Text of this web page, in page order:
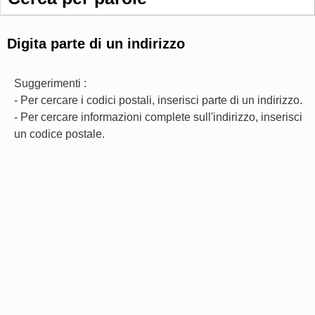
Digita parte di un indirizzo
Suggerimenti :
- Per cercare i codici postali, inserisci parte di un indirizzo.
- Per cercare informazioni complete sull'indirizzo, inserisci
un codice postale.